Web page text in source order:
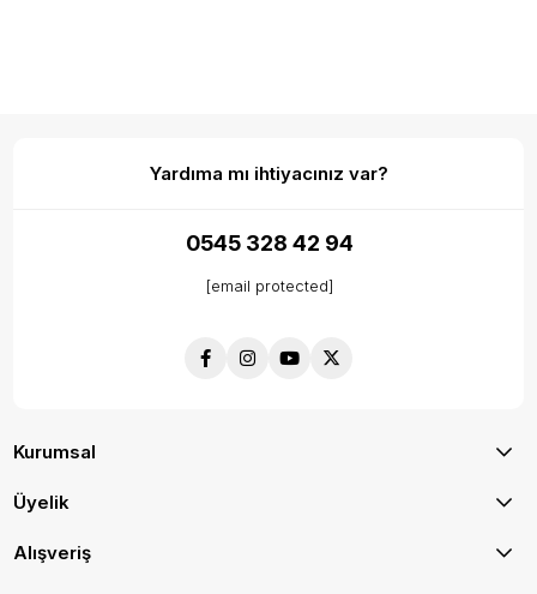
Yardıma mı ihtiyacınız var?
0545 328 42 94
[email protected]
Kurumsal
Üyelik
Alışveriş